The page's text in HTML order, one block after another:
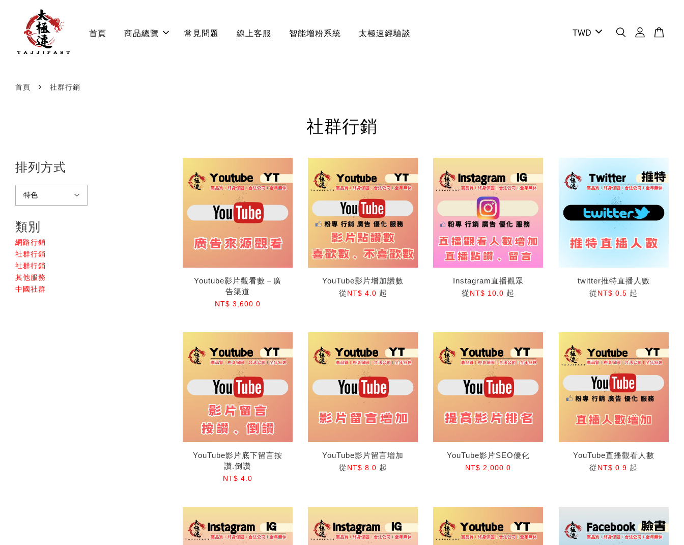
首頁 商品總覽 常見問題 線上客服 智能增粉系統 太極速經驗談
首頁 › 社群行銷
社群行銷
排列方式
類別
網路行銷
社群行銷
社群行銷
其他服務
中國社群
Youtube影片觀看數－廣
告渠道
NT$ 3,600.0
YouTube影片增加讚數
從NT$ 4.0 起
Instagram直播觀眾
從NT$ 10.0 起
twitter推特直播人數
從NT$ 0.5 起
YouTube影片底下留言按
讚.倒讚
NT$ 4.0
YouTube影片留言增加
從NT$ 8.0 起
YouTube影片SEO優化
NT$ 2,000.0
YouTube直播觀看人數
從NT$ 0.9 起